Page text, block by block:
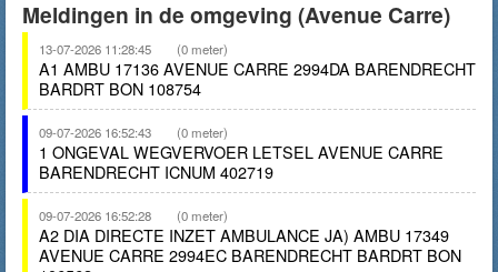
Meldingen in de omgeving (Avenue Carre)
13-07-2026 11:28:45 (0 meter)
A1 AMBU 17136 AVENUE CARRE 2994DA BARENDRECHT
BARDRT BON 108754
09-07-2026 16:52:43 (0 meter)
1 ONGEVAL WEGVERVOER LETSEL AVENUE CARRE
BARENDRECHT ICNUM 402719
09-07-2026 16:52:28 (0 meter)
A2 DIA DIRECTE INZET AMBULANCE JA) AMBU 17349
AVENUE CARRE 2994EC BARENDRECHT BARDRT BON